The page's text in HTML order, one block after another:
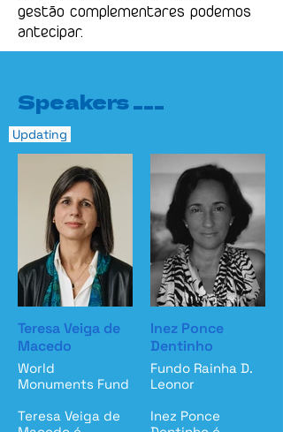
gestão complementares podemos
antecipar.
Speakers ___
Updating
Teresa Veiga de
Macedo
World
Monuments Fund
Teresa Veiga de
Inez Ponce
Dentinho
Fundo Rainha D.
Leonor
Inez Ponce